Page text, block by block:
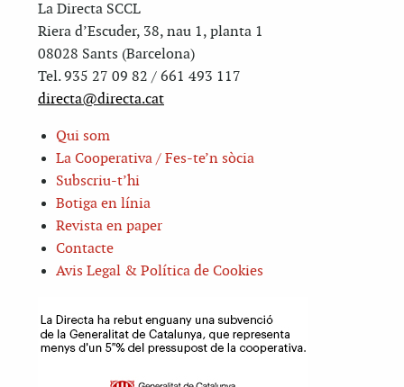
La Directa SCCL
Riera d’Escuder, 38, nau 1, planta 1
08028 Sants (Barcelona)
Tel. 935 27 09 82 / 661 493 117
directa@directa.cat
Qui som
La Cooperativa / Fes-te’n sòcia
Subscriu-t’hi
Botiga en línia
Revista en paper
Contacte
Avis Legal & Política de Cookies